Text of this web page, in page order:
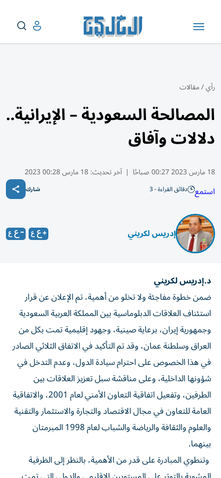
رأي/مقالات
المصالحة السعودية – الإيرانية..
دلالات وآفاق
18 مارس 2023 00:27 صباحًا | آخر تحديث:18 مارس 00:28 2023
استمع دقائق القراءة - 3 شارك
إدريس لكريني
د.إدريس لكريني
ضمن خطوة مفاجئة ولا تخلو من أهمية، تم الإعلان عن قرار
استئناف العلاقات الدبلوماسية بين المملكة العربية السعودية
وجمهورية إيران، برعاية صينية، وجهود إقليمية تمت بكل من
العراق وسلطنة عمان، وقد تم التأكيد في الاتفاق الثلاثي الصادر
في هذا الخصوص على احترام سيادة الدول، وعدم التدخل في
شؤونها الداخلية، وعلى مناقشة سبل تعزيز العلاقات بين
الطرفين، وتفعيل اتفاقية التعاون الأمني لعام 2001، والاتفاقية
العامة للتعاون في مجال الاقتصاد والتجارة والاستثمار والتقنية
والعلوم والثقافة والرياضة والشباب لعام 1998 المبرمتان
بينهما.
وتنطوي المبادرة على قدر من الأهمية، بالنظر إلى الظرفية